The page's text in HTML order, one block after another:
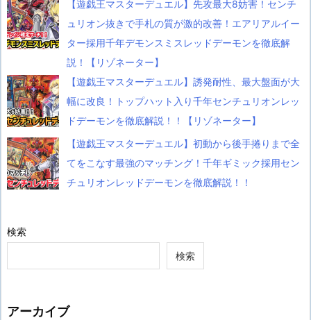
【遊戯王マスターデュエル】先攻最大8妨害！センチ
ュリオン抜きで手札の質が激的改善！エアリアルイー
ター採用千年デモンスミスレッドデーモンを徹底解
説！【リゾネーター】
【遊戯王マスターデュエル】誘発耐性、最大盤面が大
幅に改良！トップハット入り千年センチュリオンレッ
ドデーモンを徹底解説！！【リゾネーター】
【遊戯王マスターデュエル】初動から後手捲りまで全
てをこなす最強のマッチング！千年ギミック採用セン
チュリオンレッドデーモンを徹底解説！！
検索
検索
アーカイブ